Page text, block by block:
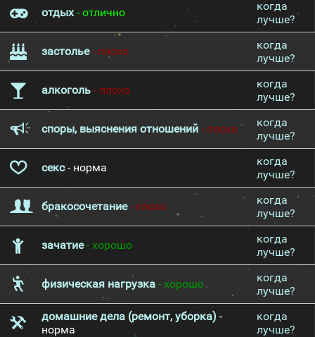
отдых- отлично
когда
лучше?
застолье- плохо
когда
лучше?
алкоголь - плохо
когда
лучше?
споры, выяснения отношений - плохо
когда
лучше?
секс- норма
когда
лучше?
бракосочетание- плохо
когда
лучше?
зачатие- хорошо
когда
лучше?
физическая нагрузка - хорошо
когда
лучше?
домашние дела (ремонт, уборка) -
норма
когда
лучше?